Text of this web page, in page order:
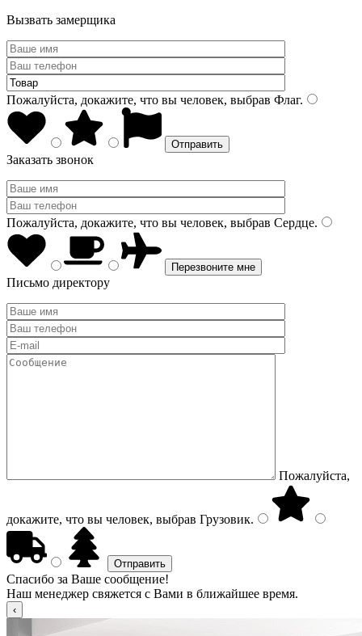
Вызвать замерщика
Пожалуйста, докажите, что вы человек, выбрав Флаг.
Заказать звонок
Пожалуйста, докажите, что вы человек, выбрав Сердце.
Письмо директору
Пожалуйста,
докажите, что вы человек, выбрав Грузовик.
Спасибо за Ваше сообщение!
Наш менеджер свяжется с Вами в ближайшее время.